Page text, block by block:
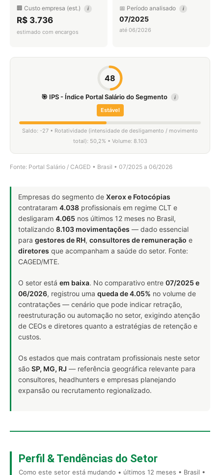
🏢 Custo empresa (est.) i
R$ 3.736
estimado com encargos
📅 Período analisado i
07/2025
até 06/2026
48
🎯 IPS - Índice Portal Salário do Segmento i
Estável
Saldo: -27 • Rotatividade (intensidade de desligamento / movimento
total): 50,2% • Volume: 8.103
Fonte: Portal Salário / CAGED • Brasil • 07/2025 a 06/2026
Empresas do segmento de Xerox e Fotocópias
contrataram 4.038 profissionais em regime CLT e
desligaram 4.065 nos últimos 12 meses no Brasil,
totalizando 8.103 movimentações — dado essencial
para gestores de RH, consultores de remuneração e
diretores que acompanham a saúde do setor. Fonte:
CAGED/MTE.
O setor está em baixa. No comparativo entre 07/2025 e
06/2026, registrou uma queda de 4.05% no volume de
contratações — cenário que pode indicar retração,
reestruturação ou automação no setor, exigindo atenção
de CEOs e diretores quanto a estratégias de retenção e
custos.
Os estados que mais contratam profissionais neste setor
são SP, MG, RJ — referência geográfica relevante para
consultores, headhunters e empresas planejando
expansão ou recrutamento regionalizado.
Perfil & Tendências do Setor
Como este setor está mudando • últimos 12 meses • Brasil •